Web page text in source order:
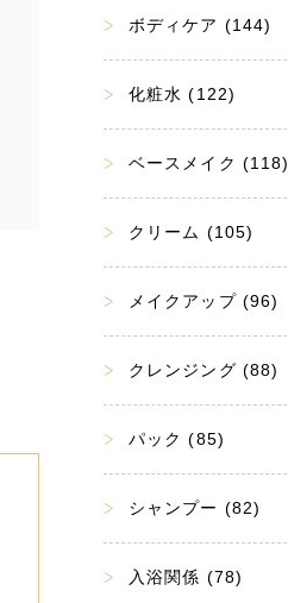
ボディケア (144)
化粧水 (122)
ベースメイク (118)
クリーム (105)
メイクアップ (96)
クレンジング (88)
パック (85)
シャンプー (82)
入浴関係 (78)